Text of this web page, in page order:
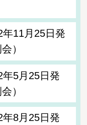
11月25日発
）
5月25日発
）
8月25日発